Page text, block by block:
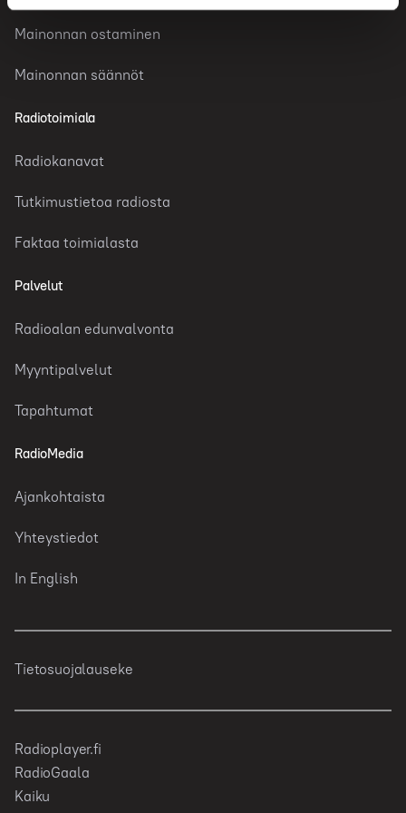
Mainonnan ostaminen
Mainonnan säännöt
Radiotoimiala
Radiokanavat
Tutkimustietoa radiosta
Faktaa toimialasta
Palvelut
Radioalan edunvalvonta
Myyntipalvelut
Tapahtumat
RadioMedia
Ajankohtaista
Yhteystiedot
In English
Tietosuojalauseke
Radioplayer.fi
RadioGaala
Kaiku